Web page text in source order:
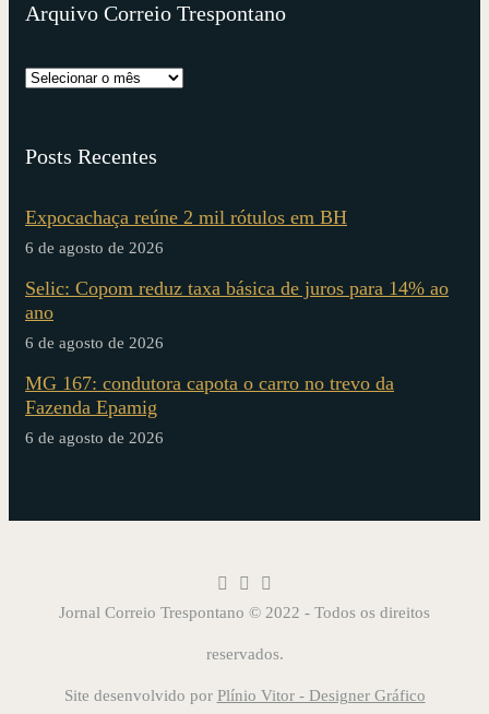
Arquivo Correio Trespontano
Posts Recentes
Expocachaça reúne 2 mil rótulos em BH
6 de agosto de 2026
Selic: Copom reduz taxa básica de juros para 14% ao
ano
6 de agosto de 2026
MG 167: condutora capota o carro no trevo da
Fazenda Epamig
6 de agosto de 2026
Jornal Correio Trespontano © 2022 - Todos os direitos
reservados.
Site desenvolvido por Plínio Vitor - Designer Gráfico